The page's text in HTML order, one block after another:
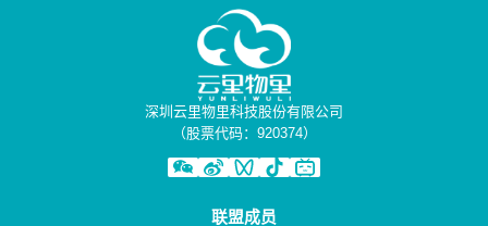
深圳云里物里科技股份有限公司
（股票代码：920374）
联盟成员